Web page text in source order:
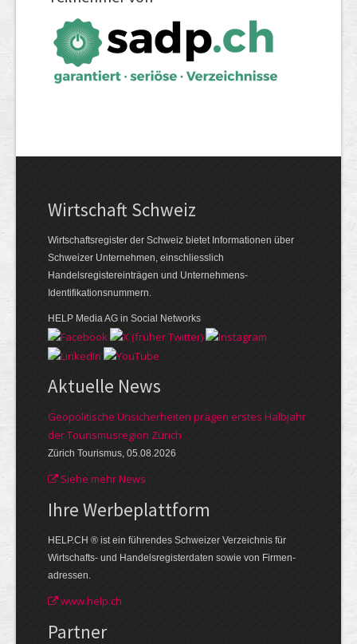
Wirtschaft Schweiz
Wirtschaftsregister der Schweiz bietet Informationen über
Schweizer Unternehmen, einschliesslich
Handelsregistereinträgen und Unternehmens-
Identifikationsnummern.
HELP Media AG in Social Networks
Aktuelle News
Geopolitische Unsicherheiten prägen erstes Halbjahr
der Tourismusregion Zürich
Zürich Tourismus, 05.08.2026
Siehe mehr News
Ihre Werbe­plattform
HELP.CH ® ist ein führendes Schweizer Verzeichnis für
Wirtschafts- und Handelsregisterdaten sowie von Firmen­
adressen.
www.help.ch
Partner